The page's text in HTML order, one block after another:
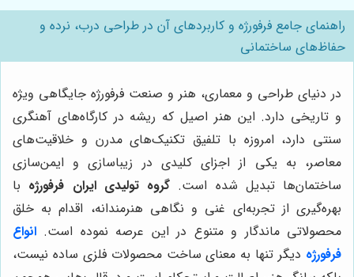
راهنمای جامع فرفورژه و کاربردهای آن در طراحی درب، نرده و
حفاظ‌های ساختمانی
در دنیای طراحی و معماری، هنر و صنعت فرفورژه جایگاهی ویژه
و تاریخی دارد. این هنر اصیل که ریشه در کارگاه‌های آهنگری
سنتی دارد، امروزه با تلفیق تکنیک‌های مدرن و خلاقیت‌های
معاصر، به یکی از اجزای کلیدی در زیباسازی و ایمن‌سازی
ساختمان‌ها تبدیل شده است. گروه تولیدی ایران فرفورژه با
بهره‌گیری از تجربه‌ای غنی و نگاهی هنرمندانه، اقدام به خلق
محصولاتی ماندگار و متنوع در این عرصه نموده است. انواع
فرفورژه دیگر تنها به معنای ساخت محصولات فلزی ساده نیست،